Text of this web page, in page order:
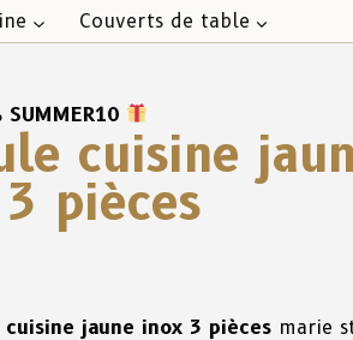
Couverts de table
SUMMER10
cuisine
pièces
jaune inox 3 pièces marie